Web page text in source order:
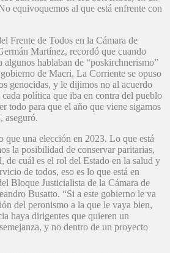
equivoquemos al que está enfrente con
Frente de Todos en la Cámara de
Martínez, recordó que cuando
algunos hablaban de “poskirchnerismo”
de Macri, La Corriente se opuso
genocidas, y le dijimos no al acuerdo
política que iba en contra del pueblo
todo para que el año que viene sigamos
aseguró.
que una elección en 2023. Lo que está
la posibilidad de conservar paritarias,
de cuál es el rol del Estado en la salud y
de todos, eso es lo que está en
Bloque Justicialista de la Cámara de
Busatto. “Si a este gobierno le va
del peronismo a la que le vaya bien,
haya dirigentes que quieren un
y no dentro de un proyecto